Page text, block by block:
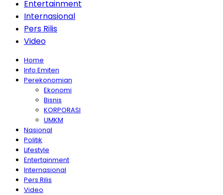
Entertainment
Internasional
Pers Rilis
Video
Home
Info Emiten
Perekonomian
Ekonomi
Bisnis
KORPORASI
UMKM
Nasional
Politik
Lifestyle
Entertainment
Internasional
Pers Rilis
Video